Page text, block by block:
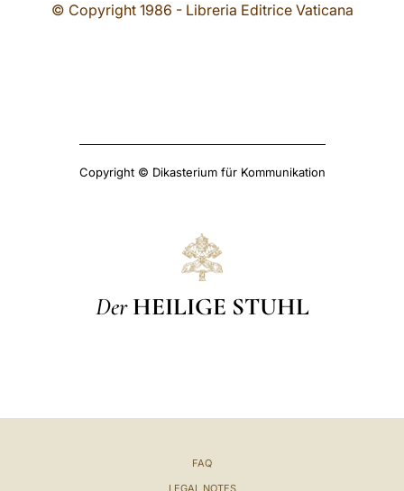
© Copyright 1986 - Libreria Editrice Vaticana
Copyright © Dikasterium für Kommunikation
Der HEILIGE STUHL
FAQ
LEGAL NOTES